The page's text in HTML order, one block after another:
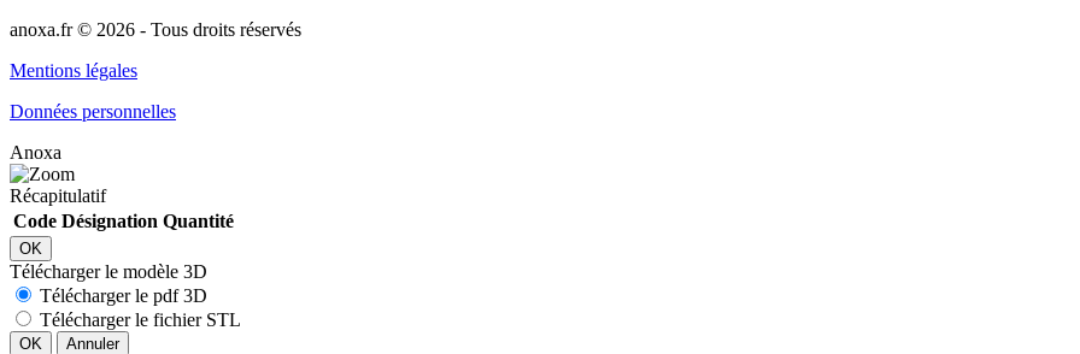
anoxa.fr © 2026 - Tous droits réservés
Mentions légales
Données personnelles
Anoxa
Récapitulatif
Code Désignation Quantité
OK
Télécharger le modèle 3D
Télécharger le pdf 3D
Télécharger le fichier STL
OK Annuler